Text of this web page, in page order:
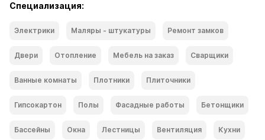
Специализация:
Электрики Маляры - штукатуры Ремонт замков
Двери Отопление Мебель на заказ Сварщики
Ванные комнаты Плотники Плиточники
Гипсокартон Полы Фасадные работы Бетонщики
Бассейны Окна Лестницы Вентиляция Кухни